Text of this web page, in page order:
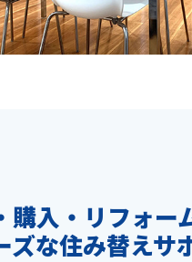
購入・リフォー
ズな住み替えサ